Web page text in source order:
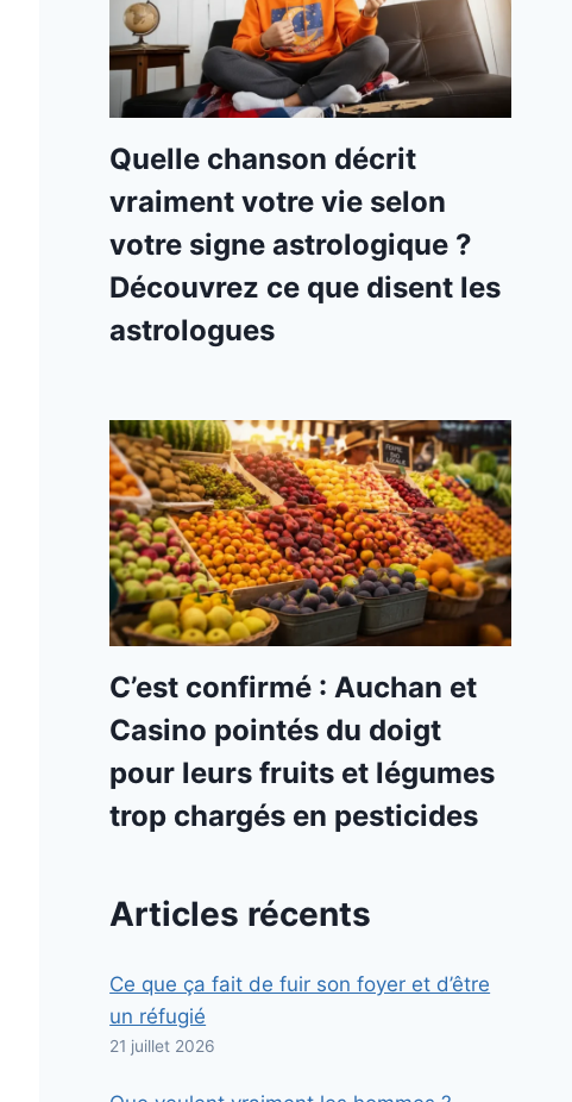
Quelle chanson décrit
vraiment votre vie selon
votre signe astrologique ?
Découvrez ce que disent les
astrologues
C’est confirmé : Auchan et
Casino pointés du doigt
pour leurs fruits et légumes
trop chargés en pesticides
Articles récents
Ce que ça fait de fuir son foyer et d’être
un réfugié
21 juillet 2026